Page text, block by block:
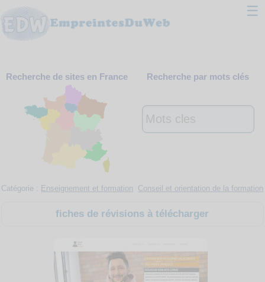
☰
Webmaster
Contact
Support
Recherche de sites en France Recherche par mots clés
Catégorie : Enseignement et formation Conseil et orientation de la formation
fiches de révisions à télécharger